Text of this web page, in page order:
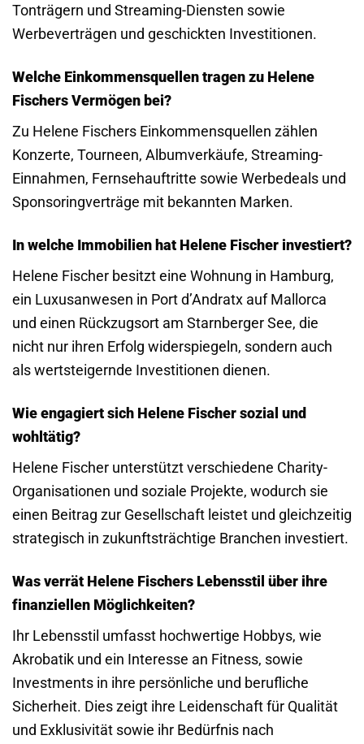
Tonträgern und Streaming-Diensten sowie
Werbeverträgen und geschickten Investitionen.
Welche Einkommensquellen tragen zu Helene
Fischers Vermögen bei?
Zu Helene Fischers Einkommensquellen zählen
Konzerte, Tourneen, Albumverkäufe, Streaming-
Einnahmen, Fernsehauftritte sowie Werbedeals und
Sponsoringverträge mit bekannten Marken.
In welche Immobilien hat Helene Fischer investiert?
Helene Fischer besitzt eine Wohnung in Hamburg,
ein Luxusanwesen in Port d’Andratx auf Mallorca
und einen Rückzugsort am Starnberger See, die
nicht nur ihren Erfolg widerspiegeln, sondern auch
als wertsteigernde Investitionen dienen.
Wie engagiert sich Helene Fischer sozial und
wohltätig?
Helene Fischer unterstützt verschiedene Charity-
Organisationen und soziale Projekte, wodurch sie
einen Beitrag zur Gesellschaft leistet und gleichzeitig
strategisch in zukunftsträchtige Branchen investiert.
Was verrät Helene Fischers Lebensstil über ihre
finanziellen Möglichkeiten?
Ihr Lebensstil umfasst hochwertige Hobbys, wie
Akrobatik und ein Interesse an Fitness, sowie
Investments in ihre persönliche und berufliche
Sicherheit. Dies zeigt ihre Leidenschaft für Qualität
und Exklusivität sowie ihr Bedürfnis nach